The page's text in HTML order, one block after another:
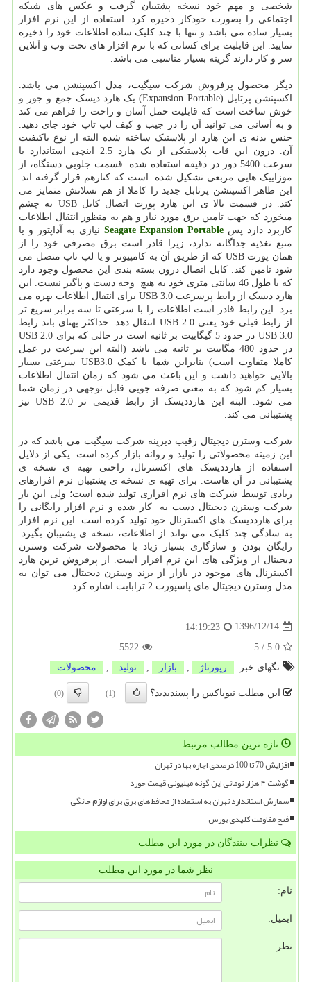
شخصی و مهم خود نسخه پشتیبان گرفت و عکس های شبکه
اجتماعی را بصورت خودکار ذخیره کرد. استفاده از این نرم افزار
بسیار ساده می باشد و تنها با چند کلیک ساده اطلاعات خود را ذخیره
نمایید. این قابلیت برای کسانی که با نرم افزار های تحت وب و آنلاین
سر و کار دارند گزینه بسیار مناسبی می باشد.
دیگر محصول پرفروش شرکت سیگیت، مدل اکسپنشن می باشد.
اکسپنشن پرتابل (Expansion Portable) یک هارد دیسک جمع و جور و
خوش ساخت است که قابلیت حمل آسان و راحت را فراهم می کند
و به آسانی می توانید آن را در جیب و کیف لپ تاپ خود جای دهید.
جنس بدنه ی این هارد از پلاستیک ساخته شده البته از نوع باکیفیت
آن. درون این قاب پلاستیکی از یک هارد 2.5 اینچی استاندارد با
سرعت 5400 دور در دقیقه استفاده شده. قسمت جلویی دستگاه، از
موزاییک هایی مربعی تشکیل شده است که کنارهم قرار گرفته اند.
این ظاهر اکسپنشن پرتابل جدید را کاملا از هم نسلانش متمایز می
کند. در قسمت بالا ی این هارد پورت اتصال کابل USB به چشم
میخورد که جهت تامین برق مورد نیاز و هم به منظور انتقال اطلاعات
کاربرد دارد پس Seagate Expansion Portable نیازی به آداپتور و یا
منبع تغذیه جداگانه ندارد، زیرا قادر است برق مصرفی خود را از
همان پورت USB که از طریق آن به کامپیوتر و یا لپ تاپ متصل می
شود تامین کند. کابل اتصال درون بسته بندی این محصول وجود دارد
که با طول 46 سانتی متری خود به هیچ وجه دست و پاگیر نیست. این
هارد دیسک از رابط پرسرعت USB 3.0 برای انتقال اطلاعات بهره می
برد. این رابط قادر است اطلاعات را با سرعتی تا سه برابر سریع تر
از رابط قبلی خود یعنی USB 2.0 انتقال دهد. حداکثر پهنای باند رابط
USB 3.0 در حدود 5 گیگابیت بر ثانیه است در حالی که برای USB 2.0
در حدود 480 مگابیت بر ثانیه می باشد (البته این سرعت در عمل
کاملا متفاوت است) بنابراین شما با کمک USB3.0 سرعتی بسیار
بالایی خواهید داشت و این باعث می شود که زمان انتقال اطلاعات
بسیار کم شود که به معنی صرفه جویی قابل توجهی در زمان شما
می شود. البته این هارددیسک از رابط قدیمی تر USB 2.0 نیز
پشتیبانی می کند.
شرکت وسترن دیجیتال رقیب دیرینه شرکت سیگیت می باشد که در
این زمینه محصولاتی را تولید و روانه بازار کرده است. یکی از دلایل
استفاده از هارددیسک های اکسترنال، راحتی تهیه ی نسخه ی
پشتیبانی در آن هاست. برای تهیه ی نسخه ی پشتیبان نرم افزارهای
زیادی توسط شرکت های نرم افزاری تولید شده است؛ ولی این بار
شرکت وسترن دیجیتال دست به کار شده و نرم افزار رایگانی را
برای هارددیسک های اکسترنال خود تولید کرده است. این نرم افزار
به سادگی چند کلیک می تواند از اطلاعات، نسخه ی پشتیبان بگیرد.
رایگان بودن و سازگاری بسیار زیاد با محصولات شرکت وسترن
دیجیتال از ویژگی های این نرم افزار است. از پرفروش ترین هارد
اکسترنال های موجود در بازار از برند وسترن دیجیتال می توان به
مدل وسترن دیجیتال مای پاسپورت 2 ترابایت اشاره کرد.
1396/12/14
14:19:23
5.0
/
5
5522
تگهای خبر:
رپورتاژ , بازار , تولید , محصولات
این مطلب نیوباکس را پسندیدید؟ (1)
(0)
تازه ترین مطالب مرتبط
افزایش 70 تا 100 درصدی اجاره بها در تهران
گوشت ۴ هزار تومانی این گونه میلیونی قیمت خورد
سفارش استاندارد تهران به استفاده از محافظ های برق برای لوازم خانگی
فتح مقاومت کلیدی بورس
نظرات بینندگان در مورد این مطلب
نظر شما در مورد این مطلب
نام:
ایمیل:
نظر: